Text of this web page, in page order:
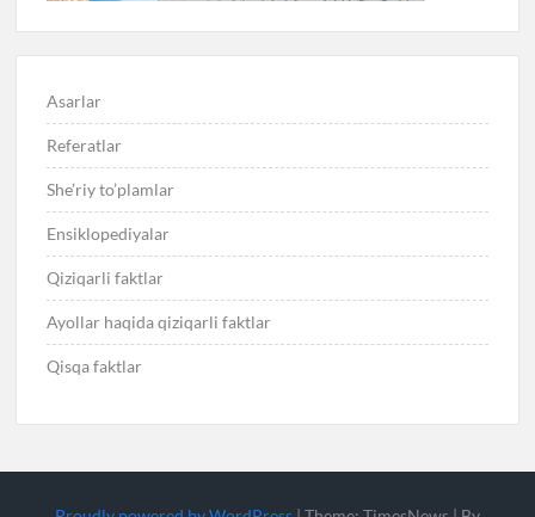
Asarlar
Referatlar
She’riy to’plamlar
Ensiklopediyalar
Qiziqarli faktlar
Ayollar haqida qiziqarli faktlar
Qisqa faktlar